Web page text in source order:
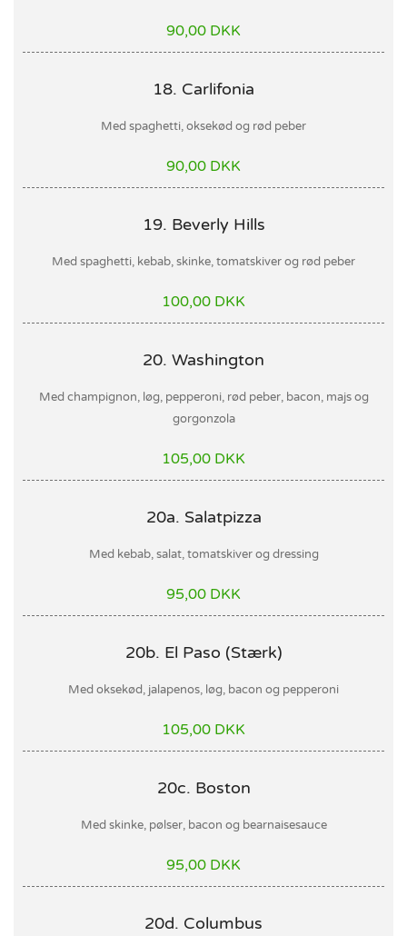
90,00 DKK
18. Carlifonia
Med spaghetti, oksekød og rød peber
90,00 DKK
19. Beverly Hills
Med spaghetti, kebab, skinke, tomatskiver og rød peber
100,00 DKK
20. Washington
Med champignon, løg, pepperoni, rød peber, bacon, majs og
gorgonzola
105,00 DKK
20a. Salatpizza
Med kebab, salat, tomatskiver og dressing
95,00 DKK
20b. El Paso (Stærk)
Med oksekød, jalapenos, løg, bacon og pepperoni
105,00 DKK
20c. Boston
Med skinke, pølser, bacon og bearnaisesauce
95,00 DKK
20d. Columbus